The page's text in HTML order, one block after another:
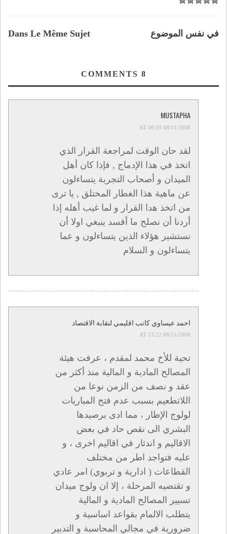
Dans Le Même Sujet في نفس الموضوع
8
MUSTAPHA
08/11/2008 AT 00:10
لقد حان الوقت لمراجعة القرار الذي
اتخذ في هذا الإدماج , فإذا كان أهل
الميدان و أصحاب التجربة يتساءلون
عن ماهية هذا الغطار المختلق , يا ترى
من اتخذ هدا القرار و لما غيب أهله إذا
أردنا أن نصلح ما أفسد ينبغي اولا أن
نستشير هؤلاء الذين يتساءلون و عما
يتساءلون و السلام
احمد عيساوي كاتب اقليمي لنقابة الاقتصاد
08/11/2008 AT 13:22
تحية للأخ محمد لمقدم ، عرفت هيئة
المصالح المادية و المالية منذ أكثر من
عقد و نصف من الزمن نوعا من
اللاتطعيم بسبب عدم فتح المباريات
لولوج الإطار ، مما ادى برصيدها
البشري الى نقص حاد في بعض
الاقاليم و اندثار في اقاليم اخرى ، و
عليه فتواجد اطر من مختلف
القطاعات ( ادارية و تربوي) امر عادي
و تقتضيه المرحلة ، إلا ان ولوج ميدان
تسيير المصالح المادية و المالية
يتطلب الالمام بقواعد اساسية و
ضرورية في مجالي المحاسبة و التدبير